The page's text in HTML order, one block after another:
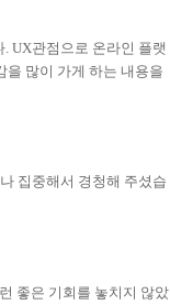
. UX관점으로 온라인 플랫
을 많이 가게 하는 내용을
집중해서 경청해 주셨습
좋은 기회를 놓치지 않았